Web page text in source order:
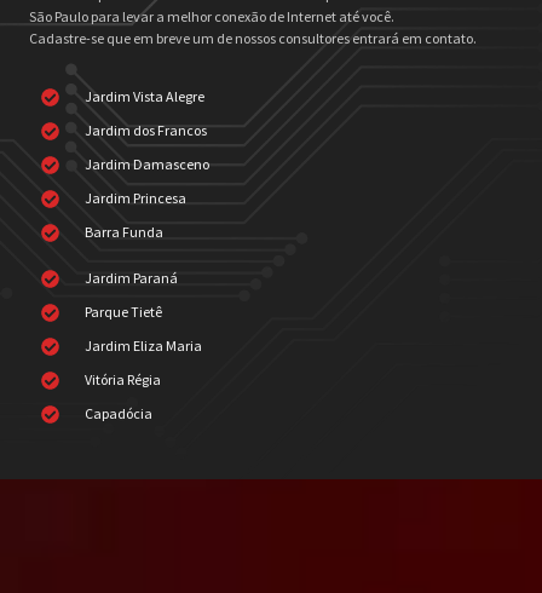
São Paulo para levar a melhor conexão de Internet até você.
Cadastre-se que em breve um de nossos consultores entrará em contato.
Jardim Vista Alegre
Jardim dos Francos
Jardim Damasceno
Jardim Princesa
Barra Funda
Jardim Paraná
Parque Tietê
Jardim Eliza Maria
Vitória Régia
Capadócia